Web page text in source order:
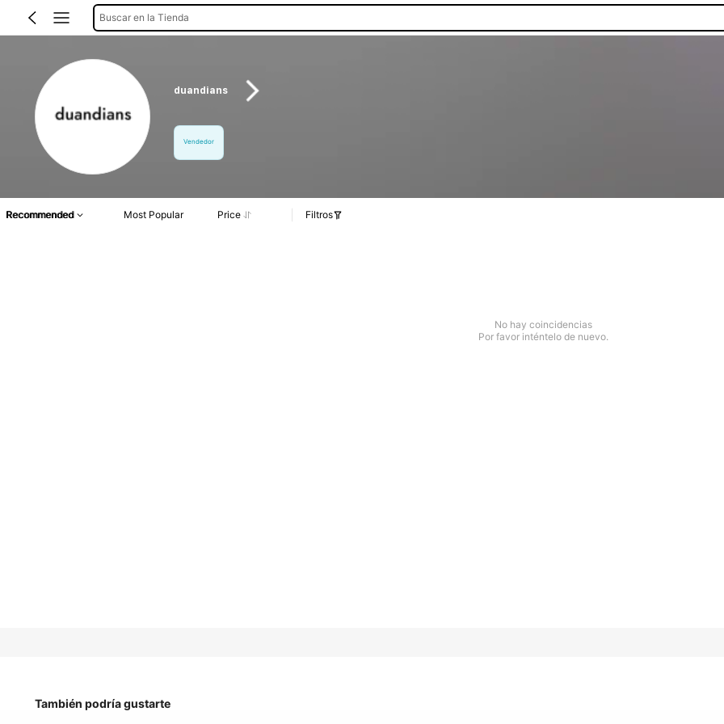
Buscar en la Tienda
duandians
Vendedor
Recommended Most Popular Price Filtros
No hay coincidencias
Por favor inténtelo de nuevo.
También podría gustarte